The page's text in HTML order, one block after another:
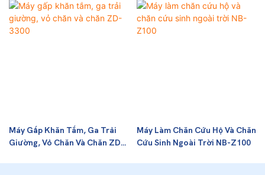
Máy Gấp Khăn Tắm, Ga Trải
Giường, Vỏ Chăn Và Chăn ZD-
Máy Làm Chăn Cứu Hộ Và Chăn
Cứu Sinh Ngoài Trời NB-Z100